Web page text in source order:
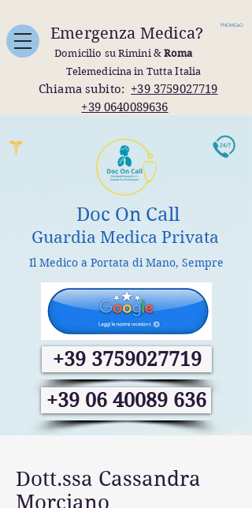
Doc On Call
Guardia Medica Privata
+39 3759027719
Emergenza Medica?
Domicilio su Rimini &Roma
Telemedicina in Tutta Italia
Chiama subito: +39 3759027719
+39 0640089636
FNOMCeO
Il Medico a Portata di Mano, Sempre
+39 06 40089 636
Dott.ssa Cassandra
Morciano